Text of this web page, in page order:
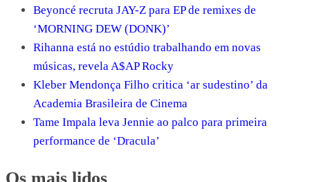
Beyoncé recruta JAY-Z para EP de remixes de
‘MORNING DEW (DONK)’
Rihanna está no estúdio trabalhando em novas
músicas, revela A$AP Rocky
Kleber Mendonça Filho critica ‘ar sudestino’ da
Academia Brasileira de Cinema
Tame Impala leva Jennie ao palco para primeira
performance de ‘Dracula’